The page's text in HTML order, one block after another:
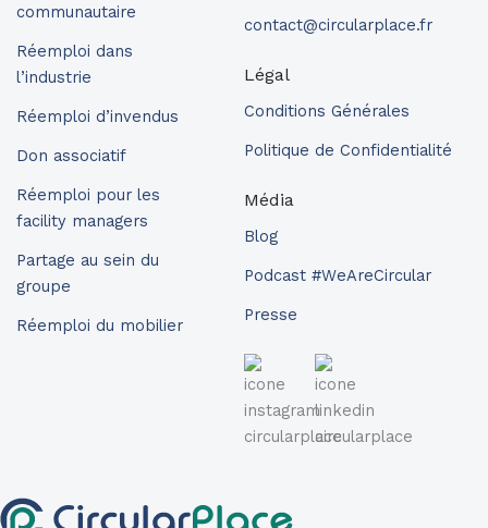
communautaire
Réemploi dans
l’industrie
Réemploi d’invendus
Don associatif
Réemploi pour les
facility managers
Partage au sein du
groupe
Réemploi du mobilier
contact@circularplace.fr
Légal
Conditions Générales
Politique de Confidentialité
Média
Blog
Podcast #WeAreCircular
Presse